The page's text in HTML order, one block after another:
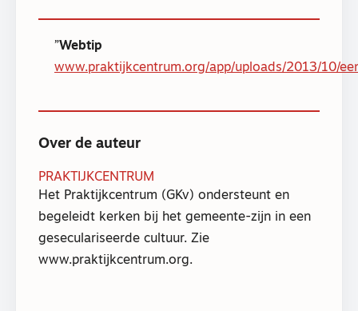
Webtip
www.praktijkcentrum.org/app/uploads/2013/10/
Over de auteur
PRAKTIJKCENTRUM
Het Praktijkcentrum (GKv) ondersteunt en
begeleidt kerken bij het gemeente-zijn in een
geseculariseerde cultuur. Zie
www.praktijkcentrum.org.